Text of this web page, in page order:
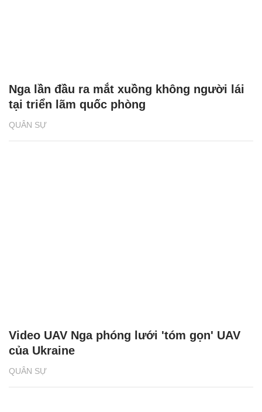
QUÂN SỰ
Nga lần đầu ra mắt xuồng không người lái
tại triển lãm quốc phòng
QUÂN SỰ
Video UAV Nga phóng lưới 'tóm gọn' UAV
của Ukraine